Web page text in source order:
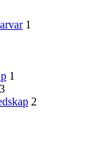
1
1
2